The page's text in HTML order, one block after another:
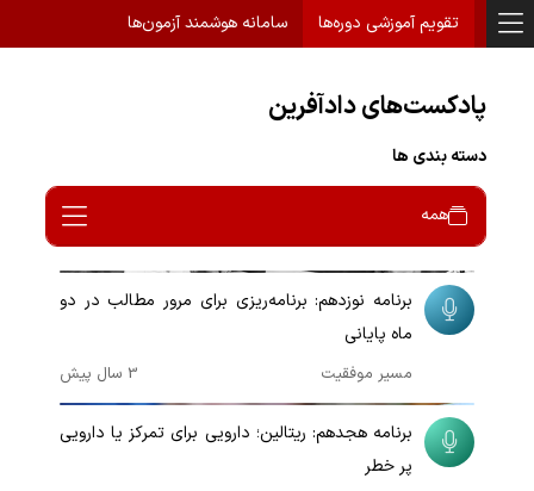
تقویم آموزشی دوره‌ها سامانه هوشمند آزمون‌ها
پادکست‌های دادآفرین
دسته بندی ها
همه
00:09:54
برنامه نوزدهم: برنامه‌ریزی برای مرور مطالب در دو
ماه پایانی
مسیر موفقیت 3 سال پیش 00:10:10
برنامه هجدهم: ریتالین؛ دارویی برای تمرکز یا دارویی
پر خطر